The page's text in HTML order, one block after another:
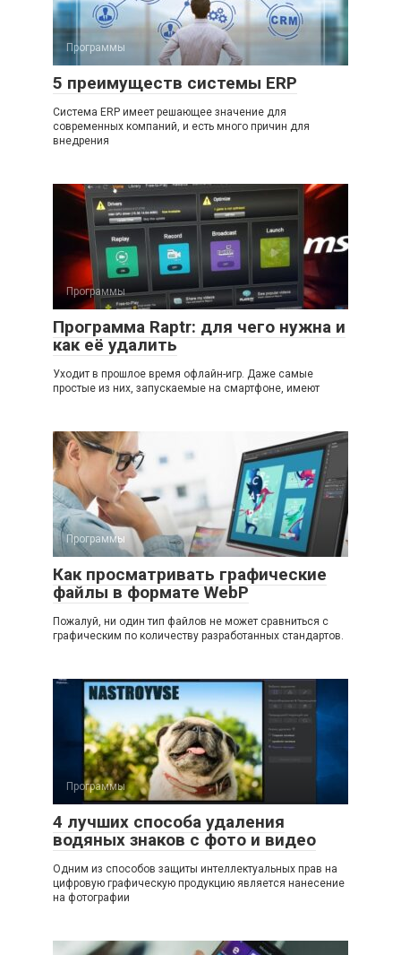
Программы
5 преимуществ системы ERP
Система ERP имеет решающее значение для
современных компаний, и есть много причин для
внедрения
Программы
Программа Raptr: для чего нужна и
как её удалить
Уходит в прошлое время офлайн-игр. Даже самые
простые из них, запускаемые на смартфоне, имеют
Программы
Как просматривать графические
файлы в формате WebP
Пожалуй, ни один тип файлов не может сравниться с
графическим по количеству разработанных стандартов.
Программы
4 лучших способа удаления
водяных знаков с фото и видео
Одним из способов защиты интеллектуальных прав на
цифровую графическую продукцию является нанесение
на фотографии